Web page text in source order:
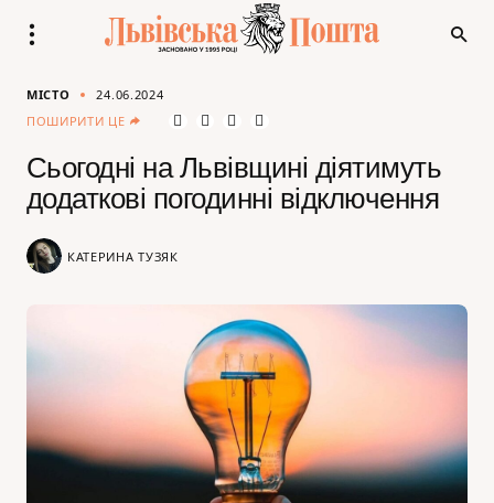
МІСТО
24.06.2024
ПОШИРИТИ ЦЕ
Сьогодні на Львівщині діятимуть
додаткові погодинні відключення
КАТЕРИНА ТУЗЯК